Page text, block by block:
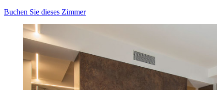
Buchen Sie dieses Zimmer